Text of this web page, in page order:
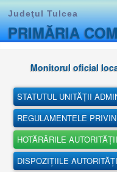
Judeţul Tulcea
PRIMĂRIA
Monitorul oficial
STATUTUL UNITĂȚII
REGULAMENTELE
HOTĂRÂRILE
DISPOZIȚIILE